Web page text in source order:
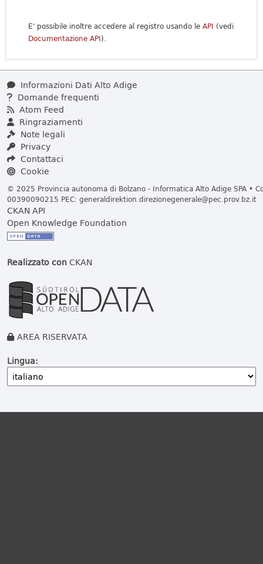
E' possibile inoltre accedere al registro usando le API (vedi
Documentazione API).
Informazioni Dati Alto Adige
Domande frequenti
Atom Feed
Ringraziamenti
Note legali
Privacy
Contattaci
Cookie
© 2025 Provincia autonoma di Bolzano - Informatica Alto Adige SPA •
00390090215 PEC: generaldirektion.direzionegenerale@pec.prov.bz.it
CKAN API
Open Knowledge Foundation
Realizzato conCKAN
AREA RISERVATA
Lingua